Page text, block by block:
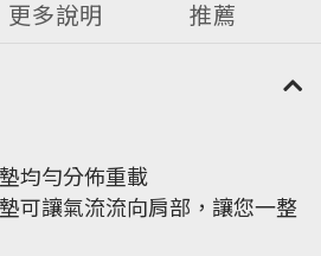
更多說明 推薦
均勻分佈重載
可讓氣流流向肩部，讓您一整